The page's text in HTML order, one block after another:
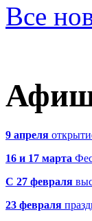
Все
9 апреля
16 и 17 марта
С 27 февраля
23 февраля